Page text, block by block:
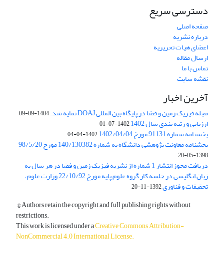
دسترسی سریع
صفحه اصلی
درباره نشریه
اعضای هیات تحریریه
ارسال مقاله
تماس با ما
نقشه سایت
آخرین اخبار
مجله فیزیک زمین و فضا در پایگاه بین المللی DOAJ نمایه شد. 1404-09-09
ارزیابی و رتبه بندی سال 1402 1402-07-01
بخشنامه شماره 91131 مورخ 1402/04/04 1402-04-04
بخشنامه معاونت پژوهشی دانشگاه به شماره 140/130382 مورخ 98/5/20
1398-05-20
دریافت مجوز انتشار 1 شماره از نشریه فیزیک زمین و فضا در هر سال به
زبان انگلیسی در جلسه کار گروه علوم پایه مورخ 22/10/92 وزارت علوم،
تحقیقات و فناوری1392-11-20
© Authors retain the copyright and full publishing rights without
restrictions.
This work is licensed under aCreative Commons Attribution-
NonCommercial 4.0 International License.